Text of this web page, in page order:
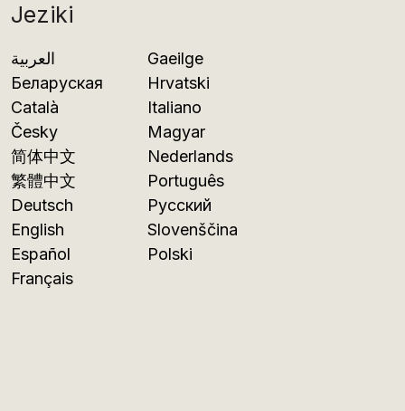
Jeziki
العربية
Беларуская
Català
Česky
简体中文
繁體中文
Deutsch
English
Español
Français
Gaeilge
Hrvatski
Italiano
Magyar
Nederlands
Português
Русский
Slovenščina
Polski